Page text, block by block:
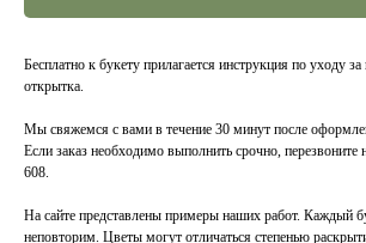
Бесплатно к букету прилагается инструкция по уходу
открытка.
Мы свяжемся с вами в течение 30 минут после
Если заказ необходимо выполнить срочно,
608.
На сайте представлены примеры наших работ. Каждый
неповторим. Цветы могут отличаться степенью